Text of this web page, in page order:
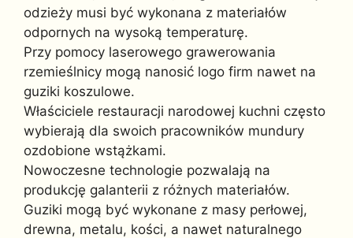
odzieży musi być wykonana z materiałów
odpornych na wysoką temperaturę.
Przy pomocy laserowego grawerowania
rzemieślnicy mogą nanosić logo firm nawet na
guziki koszulowe.
Właściciele restauracji narodowej kuchni często
wybierają dla swoich pracowników mundury
ozdobione wstążkami.
Nowoczesne technologie pozwalają na
produkcję galanterii z różnych materiałów.
Guziki mogą być wykonane z masy perłowej,
drewna, metalu, kości, a nawet naturalnego